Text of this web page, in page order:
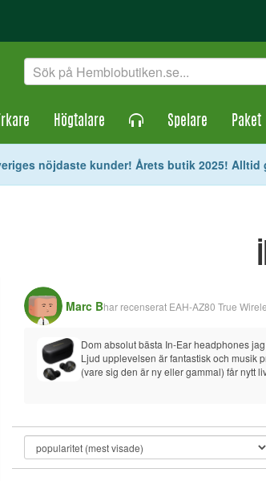
Högtalare Spelare Paket
nöjdaste kunder! Årets butik 2025!
Marc Bhar recenserat EAH-AZ80 True
Dom absolut bästa In-Ear headphones
Ljud upplevelsen är fantastisk och musik
(vare sig den är ny eller gammal) får nytt